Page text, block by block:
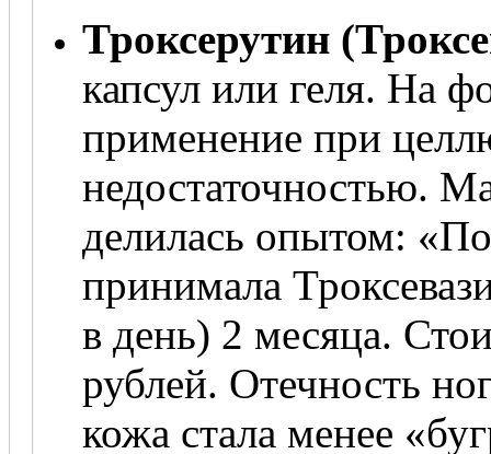
Троксерутин
капсул или геля. На
применение при
недостаточностью.
делилась опытом:
принимала
в день) 2 месяца.
рублей. Отечность
кожа стала менее